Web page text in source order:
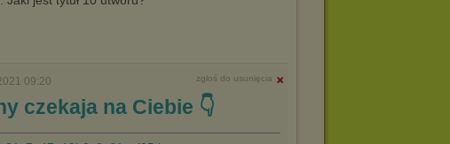
na
09:20 zgłoś do usunięcia
czekaja na Ciebie 👇